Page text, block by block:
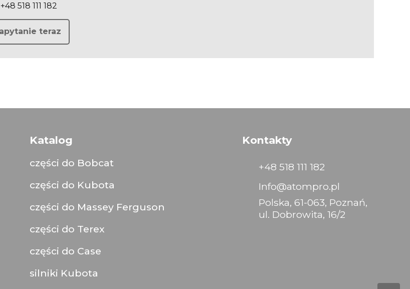
+48 518 111 182
teraz
Katalog
części do Bobcat
części do Kubota
części do Massey Ferguson
części do Terex
części do Case
silniki Kubota
Kontakty
+48 518 111 182
Info@atompro.pl
Polska, 61-063, Poznań,
ul. Dobrowita, 16/2